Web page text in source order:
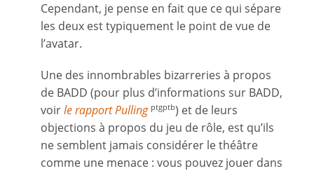
Cependant, je pense en fait que ce qui sépare
les deux est typiquement le point de vue de
l’avatar.
Une des innombrables bizarreries à propos
de BADD (pour plus d’informations sur BADD,
voirle rapport Pulling ptgptb) et de leurs
objections à propos du jeu de rôle, est qu’ils
ne semblent jamais considérer le théâtre
comme une menace : vous pouvez jouer dans